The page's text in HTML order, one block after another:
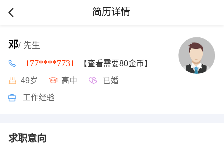
简历详情
邓/ 先生
177****7731 【查看需要80金币】
49岁 高中 已婚
工作经验
求职意向